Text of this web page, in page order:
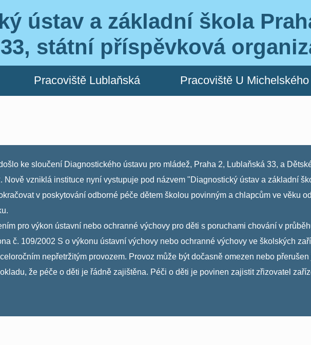
ústav a základní škola
státní příspěvková
Pracoviště Lublaňská Pracoviště U
ke sloučení Diagnostického ústavu pro mládež, Praha 2, Lublaňská 33, a
Nově vzniklá instituce nyní vystupuje pod názvem "Diagnostický ústav a základní
v poskytování odborné péče dětem školou povinným a chlapcům ve věku
pro výkon ústavní nebo ochranné výchovy pro děti s poruchami chování v
č. 109/2002 S o výkonu ústavní výchovy nebo ochranné výchovy ve školských
nepřetržitým provozem. Provoz může být dočasně omezen nebo
že péče o děti je řádně zajištěna. Péči o děti je povinen zajistit zřizovatel